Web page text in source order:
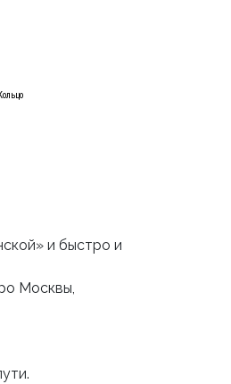
и быстро и
Москвы,